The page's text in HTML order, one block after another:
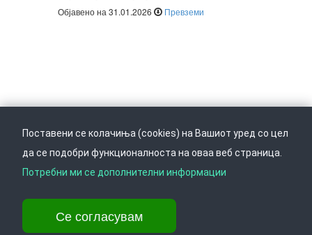
Објавено на 31.01.2026 Превземи
Врати се горе Следете не на
Поставени се колачиња (cookies) на Вашиот уред со цел
да се подобри функционалноста на оваа веб страница.
Потребни ми се дополнителни информации
Се согласувам